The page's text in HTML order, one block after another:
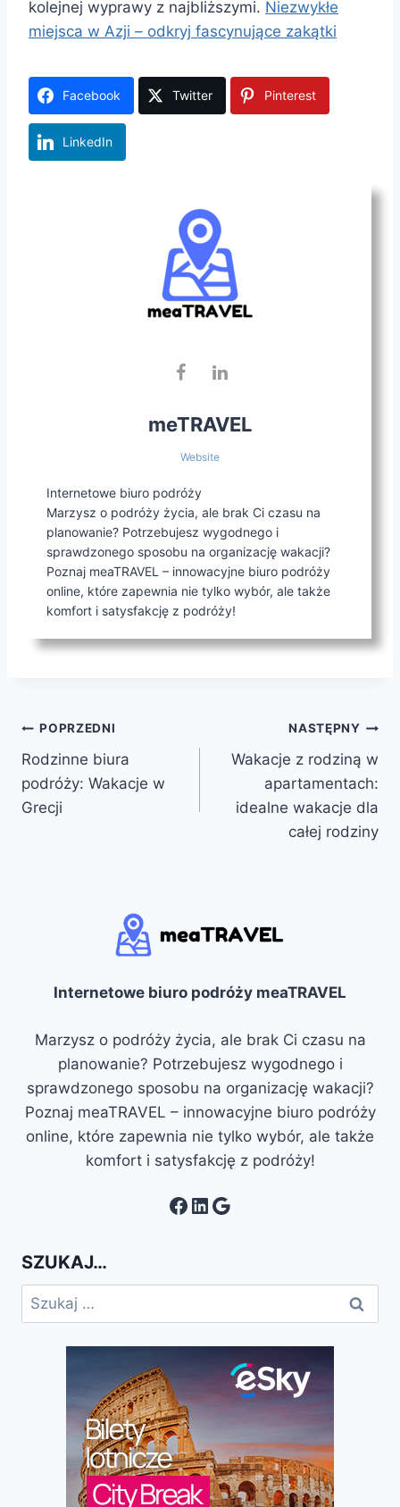
kolejnej wyprawy z najbliższymi. Niezwykłe
miejsca w Azji – odkryj fascynujące zakątki
Facebook Twitter Pinterest
LinkedIn
meTRAVEL
Website
Internetowe biuro podróży
Marzysz o podróży życia, ale brak Ci czasu na
planowanie? Potrzebujesz wygodnego i
sprawdzonego sposobu na organizację wakacji?
Poznaj meaTRAVEL – innowacyjne biuro podróży
online, które zapewnia nie tylko wybór, ale także
komfort i satysfakcję z podróży!
Nawigacja
wpisu
POPRZEDNI
Rodzinne biura
podróży: Wakacje w
Grecji
NASTĘPNY
Wakacje z rodziną w
apartamentach:
idealne wakacje dla
całej rodziny
Internetowe biuro podróży meaTRAVEL
Marzysz o podróży życia, ale brak Ci czasu na
planowanie? Potrzebujesz wygodnego i
sprawdzonego sposobu na organizację wakacji?
Poznaj meaTRAVEL – innowacyjne biuro podróży
online, które zapewnia nie tylko wybór, ale także
komfort i satysfakcję z podróży!
Facebook
LinkedIn
Google
SZUKAJ…
Szukaj: